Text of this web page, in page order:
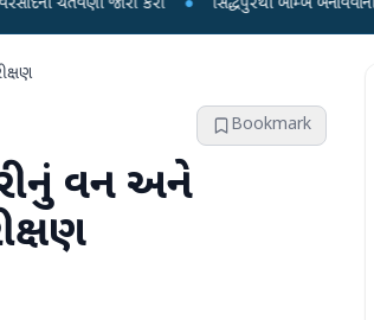
Bookmark
વન અને